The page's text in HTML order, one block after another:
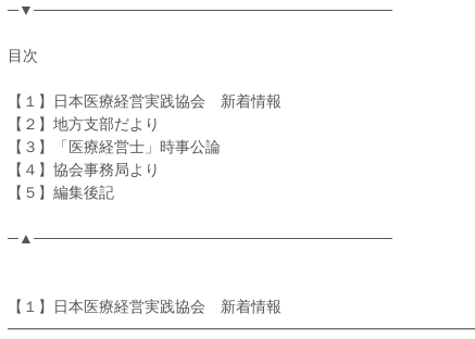
─▼─────────────────────────────────
目次
【１】日本医療経営実践協会 新着情報
【２】地方支部だより
【３】「医療経営士」時事公論
【４】協会事務局より
【５】編集後記
─▲─────────────────────────────────
【１】日本医療経営実践協会 新着情報